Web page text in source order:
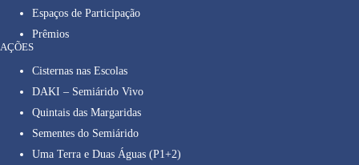
Espaços de Participação
Prêmios
AÇÕES
Cisternas nas Escolas
DAKI – Semiárido Vivo
Quintais das Margaridas
Sementes do Semiárido
Uma Terra e Duas Águas (P1+2)